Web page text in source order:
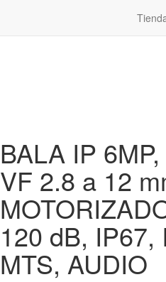
BALA IP
VF 2.8 a 12
120 dB, IP67,
MTS, AUDIO